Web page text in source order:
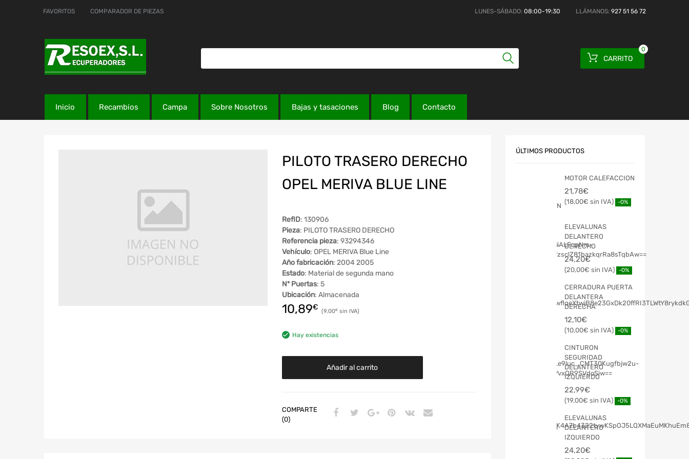
FAVORITOS COMPARADOR DE PIEZAS LUNES-SÁBADO: 08:00-19:30 LLÁMANOS: 927 51 56 72
CARRITO
0
Inicio Recambios Campa Sobre Nosotros Bajas y tasaciones Blog Contacto
PILOTO TRASERO DERECHO
OPEL MERIVA BLUE LINE
RefID: 130906
Pieza: PILOTO TRASERO DERECHO
Referencia pieza: 93294346
Vehículo: OPEL MERIVA Blue Line
Año fabricación: 2004 2005
Estado: Material de segunda mano
Nº Puertas: 5
Ubicación: Almacenada
10,89€ 9,00€
Hay existencias
Añadir al carrito
COMPARTE
(0)
ÚLTIMOS PRODUCTOS
MOTOR CALEFACCION
21,78€
18,00€ -0%
ELEVALUNAS
DELANTERO
DERECHO
24,20€
20,00€ -0%
CERRADURA PUERTA
DELANTERA
DERECHA
12,10€
10,00€ -0%
CINTURON
SEGURIDAD
DELANTERO
IZQUIERDO
22,99€
19,00€ -0%
ELEVALUNAS
DELANTERO
IZQUIERDO
24,20€